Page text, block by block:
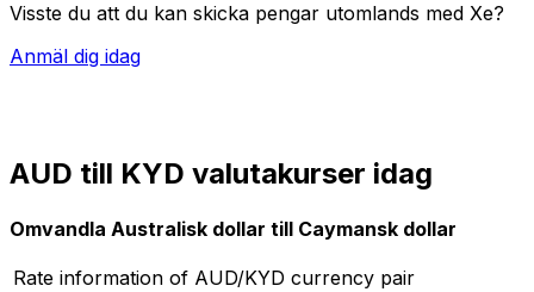
Visste du att du kan skicka pengar utomlands med Xe?
Anmäl dig idag
AUD till KYD valutakurser idag
Omvandla Australisk dollar till Caymansk dollar
Rate information of AUD/KYD currency pair